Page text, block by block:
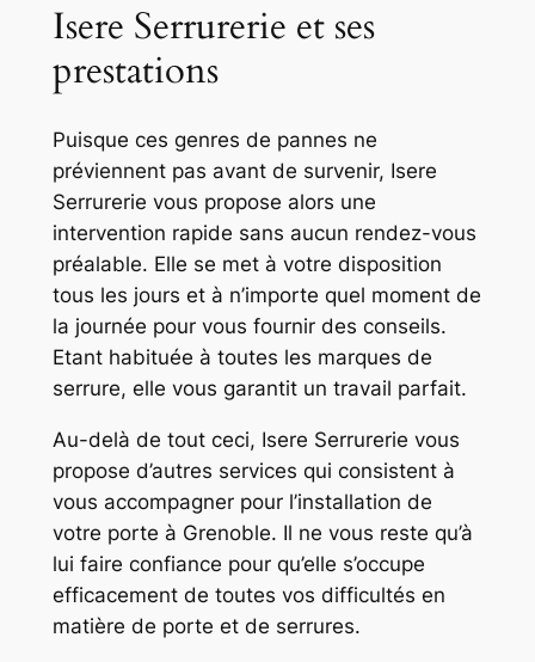
Isere Serrurerie et ses
prestations
Puisque ces genres de pannes ne
préviennent pas avant de survenir, Isere
Serrurerie vous propose alors une
intervention rapide sans aucun rendez-vous
préalable. Elle se met à votre disposition
tous les jours et à n’importe quel moment de
la journée pour vous fournir des conseils.
Etant habituée à toutes les marques de
serrure, elle vous garantit un travail parfait.
Au-delà de tout ceci, Isere Serrurerie vous
propose d’autres services qui consistent à
vous accompagner pour l’installation de
votre porte à Grenoble. Il ne vous reste qu’à
lui faire confiance pour qu’elle s’occupe
efficacement de toutes vos difficultés en
matière de porte et de serrures.